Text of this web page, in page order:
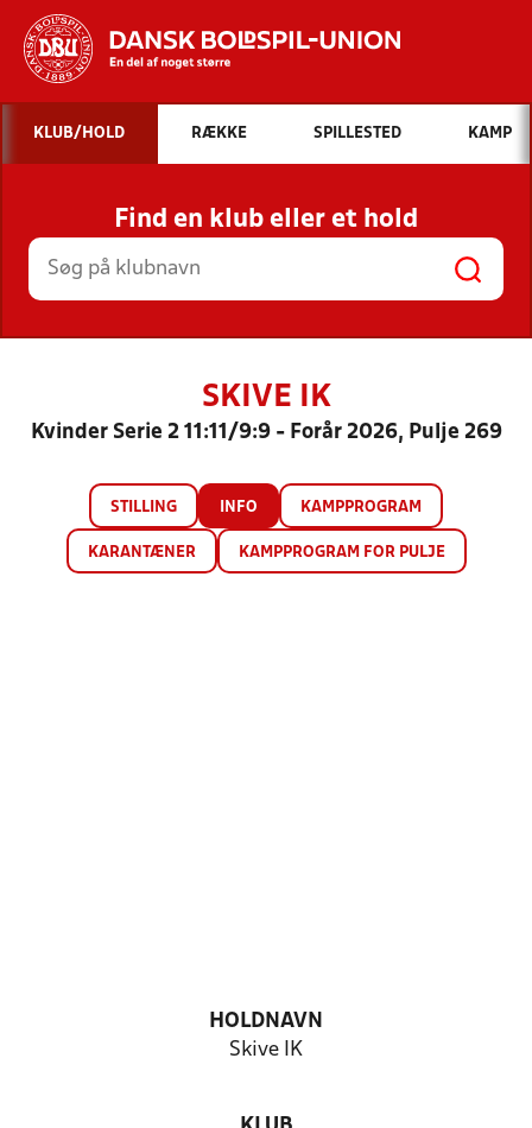
Hvad vil du søge efter?
INDHOLD OG NYHEDER
STILLINGER, RESULTATER, KLUBBER OG
HOLD
KLUB/HOLD RÆKKE SPILLESTED KAMP
Find en klub eller et hold
SKIVE IK
Kvinder Serie 2 11:11/9:9 - Forår 2026, Pulje 269
STILLING INFO KAMPPROGRAM
KARANTÆNER KAMPPROGRAM FOR PULJE
HOLDNAVN
Skive IK